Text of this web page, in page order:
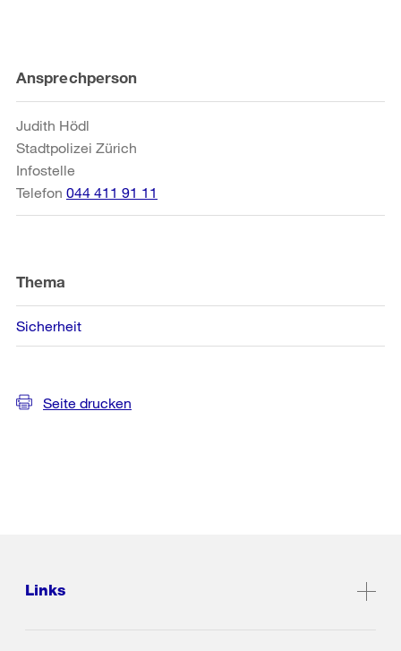
Weitere
Informationen
Ansprechperson
Judith Hödl
Stadtpolizei Zürich
Infostelle
Telefon 044 411 91 11
Thema
Sicherheit
Seite drucken
Links